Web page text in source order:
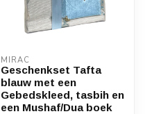
MIRAC
Geschenkset Tafta
blauw met een
Gebedskleed, tasbih en
een Mushaf/Dua boek